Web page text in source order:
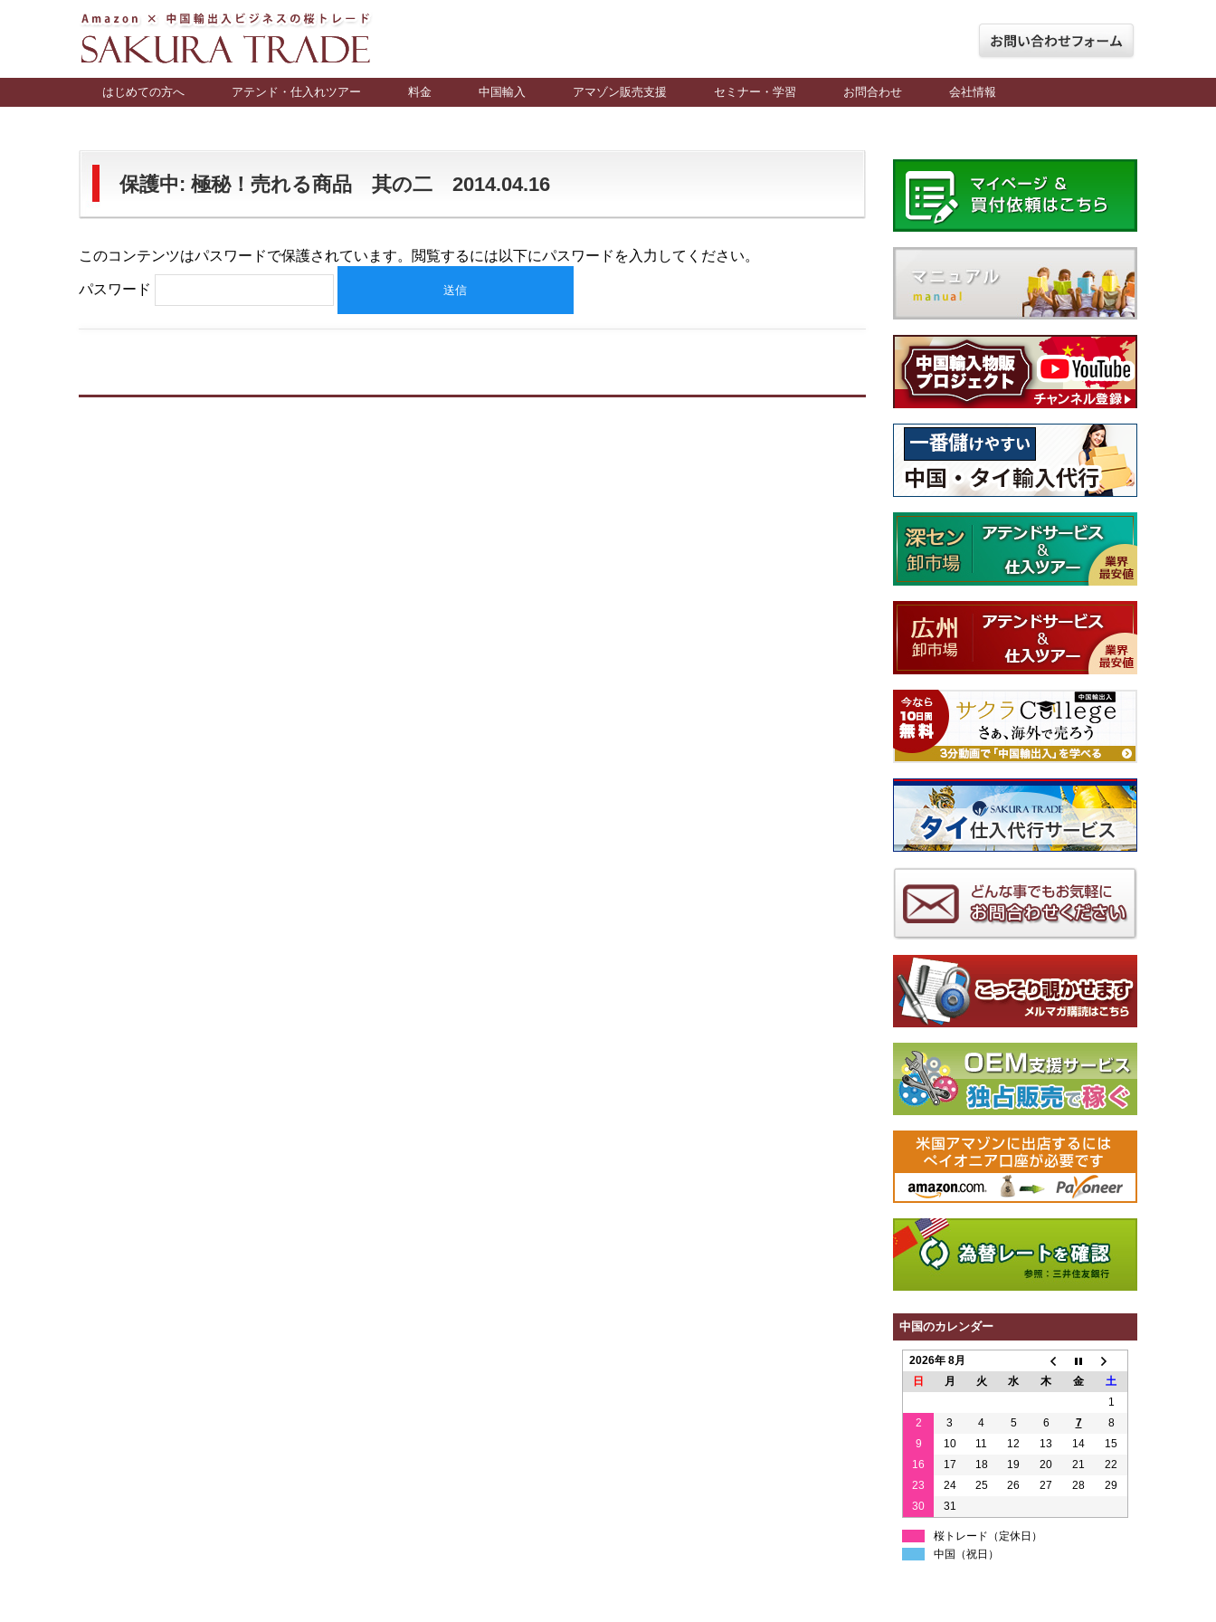
はじめての方へ アテンド・仕入れツアー 料金 中国輸入 アマゾン販売支援 セミナー・学習 お問合わせ 会社情報
保護中: 極秘！売れる商品 其の二 2014.04.16
このコンテンツはパスワードで保護されています。閲覧するには以下にパスワードを入力してください。
パスワード
中国のカレンダー
2026年 8月
日
月 火 水 木 金
土
1
2
3 4 5 6 7
8
9
10 11 12 13 14
15
16
17 18 19 20 21
22
23
24 25 26 27 28
29
30
31
桜トレード（定休日）
中国（祝日）